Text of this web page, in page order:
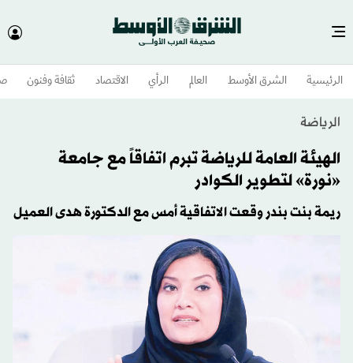
الرئيسية الشرق الأوسط​ العالم الرأي الاقتصاد ثقافة وفنون
الرياضة
الهيئة العامة للرياضة تبرم اتفاقاً مع جامعة
«نورة» لتطوير الكوادر
ريمة بنت بندر وقعت الاتفاقية أمس مع الدكتورة هدى العميل